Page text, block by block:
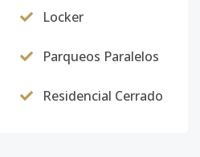
Locker
Parqueos Paralelos
Residencial Cerrado